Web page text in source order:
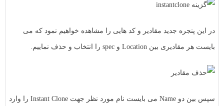
در این پنجره جدید مقادیر و کد هایی را مشاهده خواهیم نمود که می
بایست هر مقادیری بین Location و spec را انتخاب و حذف نماییم.
سپس بین دو Name می بایست نام مورد نظر جهت Instant Clone را وارد